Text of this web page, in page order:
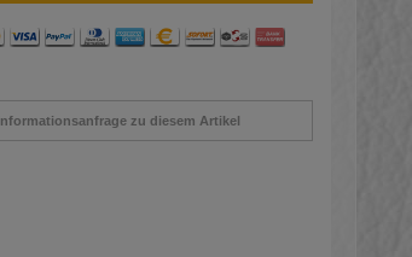
Informationsanfrage zu diesem Artikel